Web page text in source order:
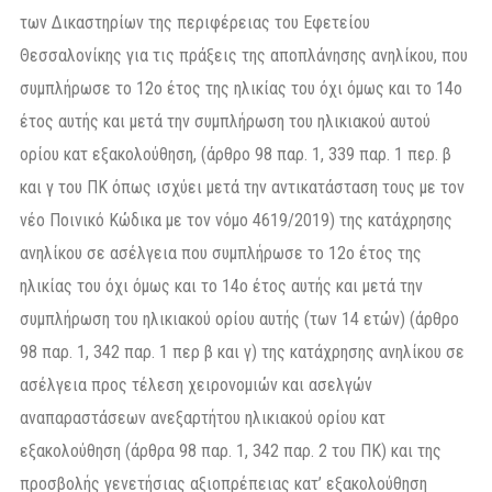
των Δικαστηρίων της περιφέρειας του Εφετείου
Θεσσαλονίκης για τις πράξεις της αποπλάνησης ανηλίκου, που
συμπλήρωσε το 12ο έτος της ηλικίας του όχι όμως και το 14ο
έτος αυτής και μετά την συμπλήρωση του ηλικιακού αυτού
ορίου κατ εξακολούθηση, (άρθρο 98 παρ. 1, 339 παρ. 1 περ. β
και γ του ΠΚ όπως ισχύει μετά την αντικατάσταση τους με τον
νέο Ποινικό Κώδικα με τον νόμο 4619/2019) της κατάχρησης
ανηλίκου σε ασέλγεια που συμπλήρωσε το 12ο έτος της
ηλικίας του όχι όμως και το 14ο έτος αυτής και μετά την
συμπλήρωση του ηλικιακού ορίου αυτής (των 14 ετών) (άρθρο
98 παρ. 1, 342 παρ. 1 περ β και γ) της κατάχρησης ανηλίκου σε
ασέλγεια προς τέλεση χειρονομιών και ασελγών
αναπαραστάσεων ανεξαρτήτου ηλικιακού ορίου κατ
εξακολούθηση (άρθρα 98 παρ. 1, 342 παρ. 2 του ΠΚ) και της
προσβολής γενετήσιας αξιοπρέπειας κατ’ εξακολούθηση